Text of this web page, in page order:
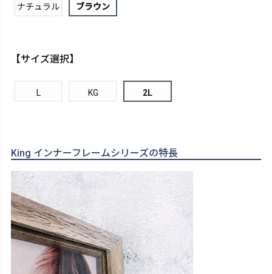
ナチュラル ブラウン
【サイズ選択】
L KG 2L
King インナーフレームシリーズの特長